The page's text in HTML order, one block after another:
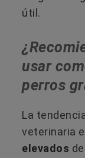
útil.
usar
perros
La
veterinaria
elevados